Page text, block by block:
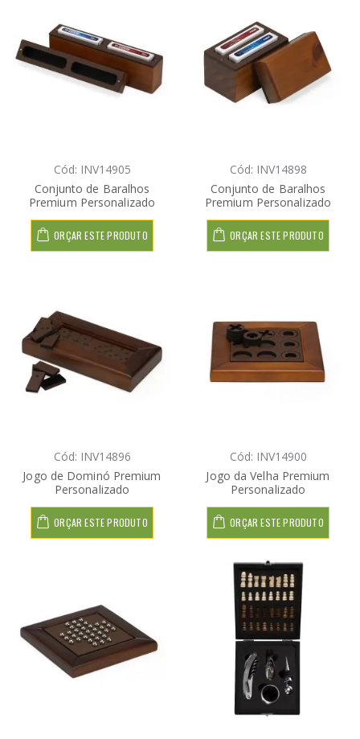
Cód: INV14905
Conjunto de Baralhos
Premium Personalizado
ORÇAR ESTE PRODUTO
Cód: INV14898
Conjunto de Baralhos
Premium Personalizado
ORÇAR ESTE PRODUTO
Cód: INV14896
Jogo de Dominó Premium
Personalizado
ORÇAR ESTE PRODUTO
Cód: INV14900
Jogo da Velha Premium
Personalizado
ORÇAR ESTE PRODUTO